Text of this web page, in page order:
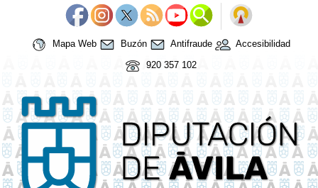
Mapa Web Buzón Antifraude
Accesibilidad
920 357 102